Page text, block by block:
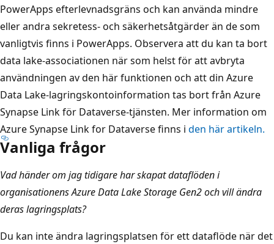
PowerApps efterlevnadsgräns och kan använda mindre
eller andra sekretess- och säkerhetsåtgärder än de som
vanligtvis finns i PowerApps. Observera att du kan ta bort
data lake-associationen när som helst för att avbryta
användningen av den här funktionen och att din Azure
Data Lake-lagringskontoinformation tas bort från Azure
Synapse Link för Dataverse-tjänsten. Mer information om
Azure Synapse Link for Dataverse finns i den här artikeln.
Vanliga frågor
Vad händer om jag tidigare har skapat dataflöden i
organisationens Azure Data Lake Storage Gen2 och vill ändra
deras lagringsplats?
Du kan inte ändra lagringsplatsen för ett dataflöde när det